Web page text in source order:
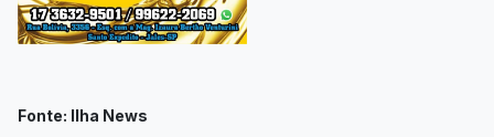
Fonte: Ilha News